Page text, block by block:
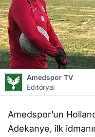
Amedspor TV
Editöryal
Amedspor’un
Adekanye, ilk